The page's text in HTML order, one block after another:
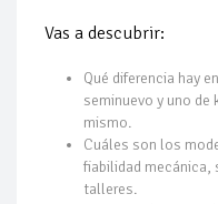
Vas a descubrir:
Qué diferencia hay
seminuevo y uno
mismo.
Cuáles son los
fiabilidad mecánica,
talleres.